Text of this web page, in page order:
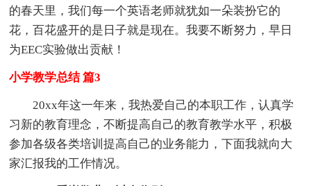
的春天里，我们每一个英语老师就犹如一朵装扮它的
花，百花盛开的是日子就是现在。我要不断努力，早日
为EEC实验做出贡献！
小学教学总结 篇3
20xx年这一年来，我热爱自己的本职工作，认真学
习新的教育理念，不断提高自己的教育教学水平，积极
参加各级各类培训提高自己的业务能力，下面我就向大
家汇报我的工作情况。